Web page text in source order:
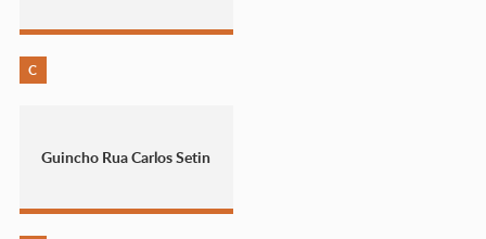
C
Guincho Rua Carlos Setin